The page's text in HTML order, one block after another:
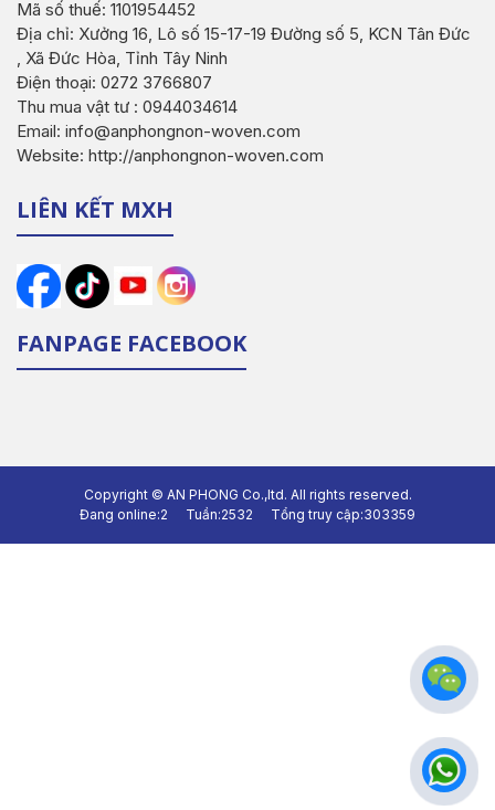
Mã số thuế: 1101954452
Địa chỉ: Xưởng 16, Lô số 15-17-19 Đường số 5, KCN Tân Đức
, Xã Đức Hòa, Tỉnh Tây Ninh
Điện thoại: 0272 3766807
Thu mua vật tư : 0944034614
Email: info@anphongnon-woven.com
Website: http://anphongnon-woven.com
LIÊN KẾT MXH
FANPAGE FACEBOOK
Copyright © AN PHONG Co.,ltd. All rights reserved.
Đang online:2 Tuần:2532 Tổng truy cập:303359